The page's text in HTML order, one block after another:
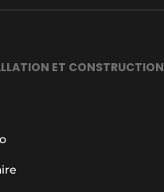
ET CONSTRUCTION